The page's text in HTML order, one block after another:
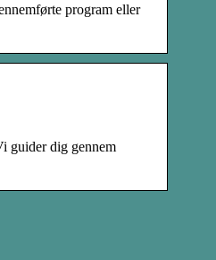
program eller
guider dig gennem